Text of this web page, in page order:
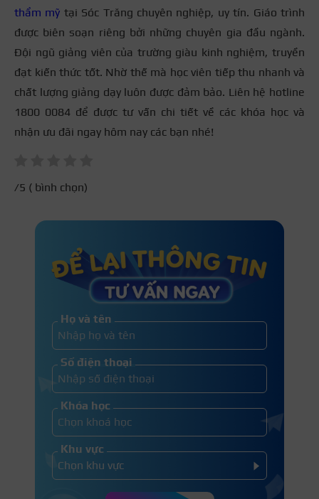
thẩm mỹ tại Sóc Trăng chuyên nghiệp, uy tín. Giáo trình
được biên soạn riêng bởi những chuyên gia đầu ngành.
Đội ngũ giảng viên của trường giàu kinh nghiệm, truyền
đạt kiến thức tốt. Nhờ thế mà học viên tiếp thu nhanh và
chất lượng giảng dạy luôn được đảm bảo. Liên hệ hotline
1800 0084 để được tư vấn chi tiết về các khóa học và
nhận ưu đãi ngay hôm nay các bạn nhé!
/5 ( bình chọn)
Họ và tên
Số điện thoại
Khóa học
Khu vực